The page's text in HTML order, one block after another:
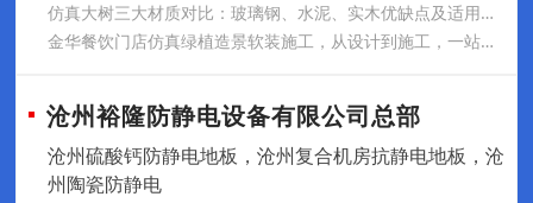
仿真大树三大材质对比：玻璃钢、水泥、实木优缺点及适用场景汇总
金华餐饮门店仿真绿植造景软装施工，从设计到施工，一站式服务
沧州裕隆防静电设备有限公司总部
沧州硫酸钙防静电地板，沧州复合机房抗静电地板，沧
州陶瓷防静电